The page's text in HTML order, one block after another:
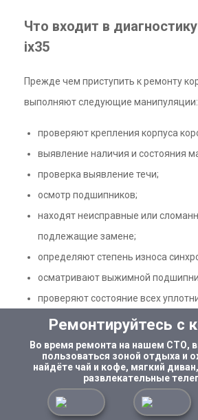
Что входит в
ix35
Прежде чем приступить к ремонту
выполняют следующие манипуляции:
проверяют крепления корпуса
выявление наличия и состояния
проверка выявление течи;
осмотр подшипников;
находят неисправные или
подлежащие замене;
определяют степень износа
осматривают выжимной
проверяют состояние всех
Ремонтируйтесь с
Во время ремонта на нашем СТО,
пользоваться зоной отдыха и
найдёте чай и кофе, мягкий
развлекательные